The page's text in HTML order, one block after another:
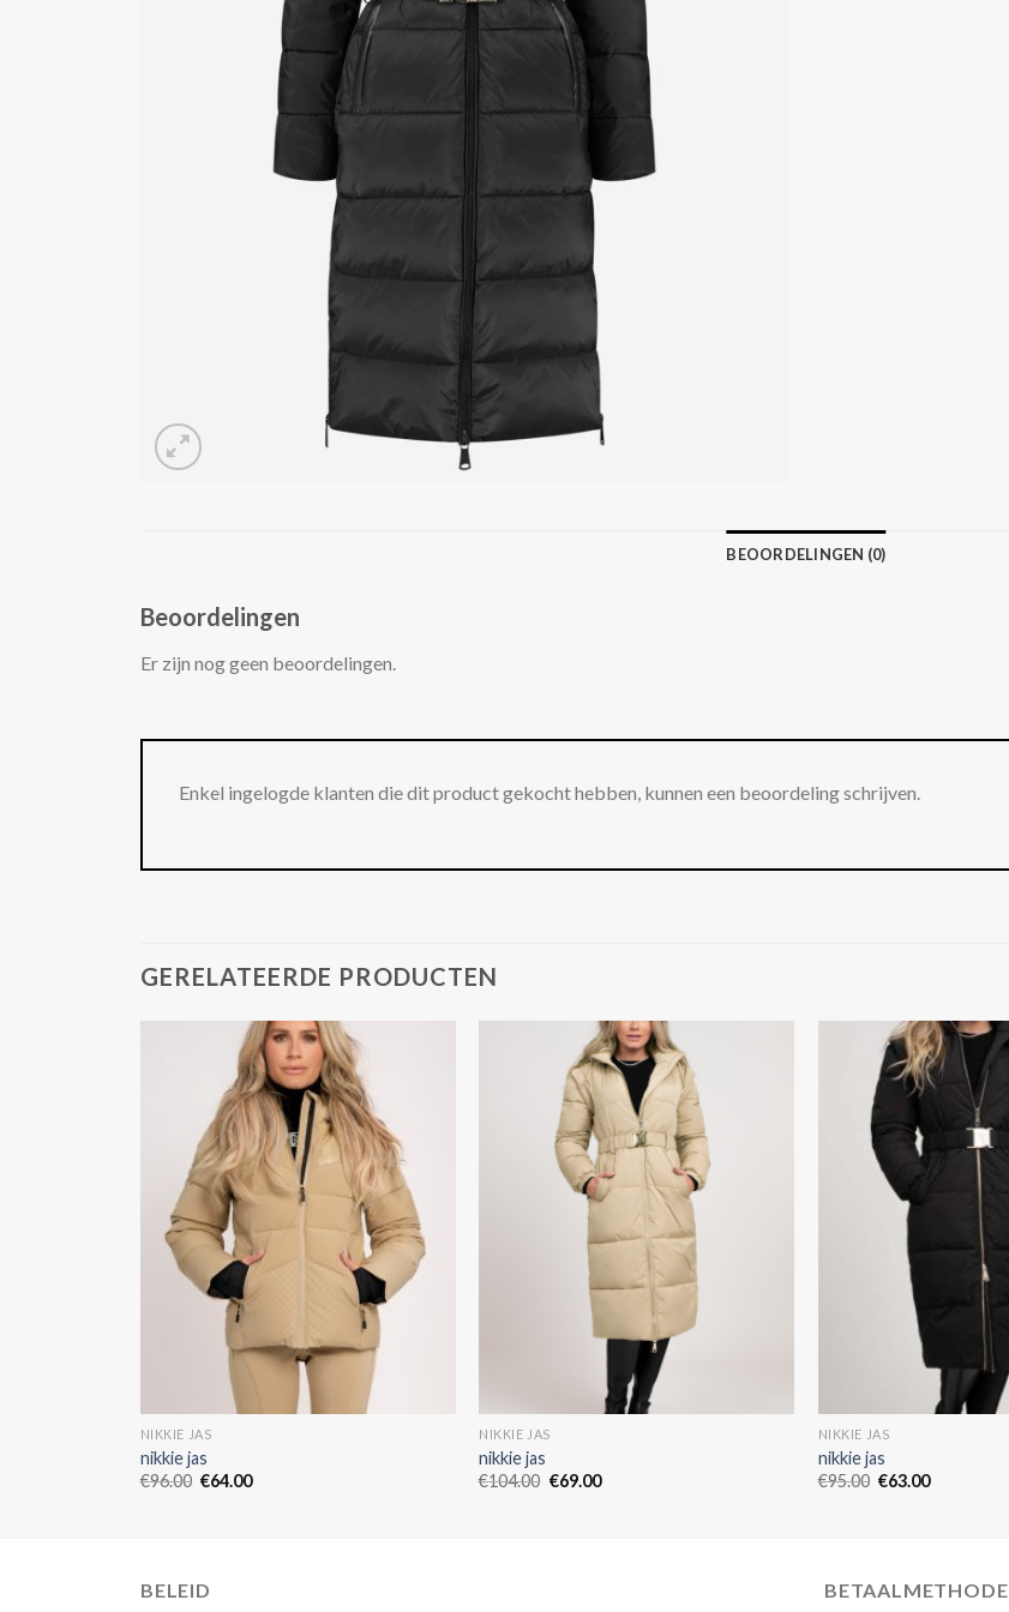
BEOORDELINGEN (0)
Beoordelingen
Er zijn nog geen beoordelingen.
Enkel ingelogde klanten die dit product gekocht hebben, kunnen een beoordeling schrijven.
GERELATEERDE PRODUCTEN
NIKKIE JAS
nikkie jas
€96.00 €64.00
NIKKIE JAS
nikkie jas
€104.00 €69.00
NIKKIE JAS
nikkie jas
€95.00 €63.00
BELEID BETAALMETHODE